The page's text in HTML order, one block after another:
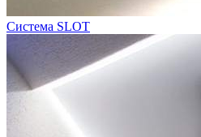
Система SLOT